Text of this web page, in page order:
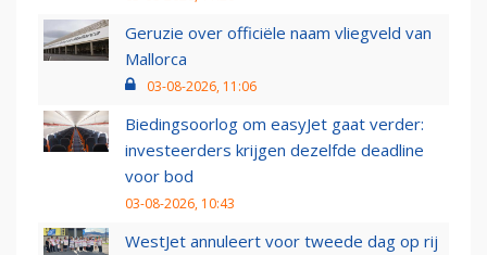
Geruzie over officiële naam vliegveld van
Mallorca
03-08-2026, 11:06
Biedingsoorlog om easyJet gaat verder:
investeerders krijgen dezelfde deadline
voor bod
03-08-2026, 10:43
WestJet annuleert voor tweede dag op rij